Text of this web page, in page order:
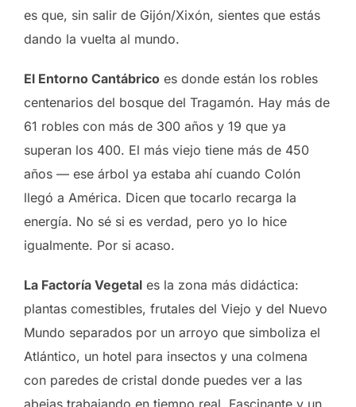
es que, sin salir de Gijón/Xixón, sientes que estás
dando la vuelta al mundo.
El Entorno Cantábrico es donde están los robles
centenarios del bosque del Tragamón. Hay más de
61 robles con más de 300 años y 19 que ya
superan los 400. El más viejo tiene más de 450
años — ese árbol ya estaba ahí cuando Colón
llegó a América. Dicen que tocarlo recarga la
energía. No sé si es verdad, pero yo lo hice
igualmente. Por si acaso.
La Factoría Vegetal es la zona más didáctica:
plantas comestibles, frutales del Viejo y del Nuevo
Mundo separados por un arroyo que simboliza el
Atlántico, un hotel para insectos y una colmena
con paredes de cristal donde puedes ver a las
abejas trabajando en tiempo real. Fascinante y un